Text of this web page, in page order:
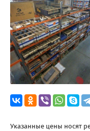
Указанные цены носят